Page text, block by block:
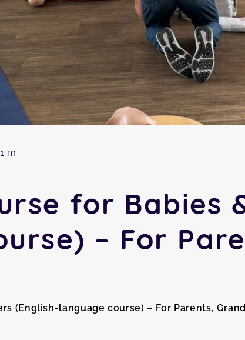
1 m
for Babies
– For
(English-language course) – For Parents,